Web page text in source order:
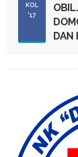
KOL
'17
DAN